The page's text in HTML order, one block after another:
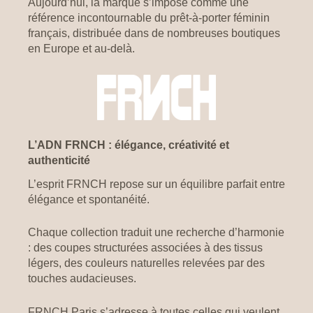
Aujourd’hui, la marque s’impose comme une
référence incontournable du prêt-à-porter féminin
français, distribuée dans de nombreuses boutiques
en Europe et au-delà.
L’ADN FRNCH : élégance, créativité et
authenticité
L’esprit FRNCH repose sur un équilibre parfait entre
élégance et spontanéité.
Chaque collection traduit une recherche d’harmonie
: des coupes structurées associées à des tissus
légers, des couleurs naturelles relevées par des
touches audacieuses.